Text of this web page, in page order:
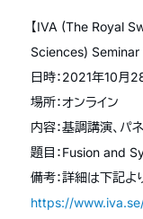
【IVA (The Royal
Sciences) Seminar
日時：2021年10月
場所：オンライン
内容：基調講演、パ
題目：Fusion and
備考：詳細は下記よ
https://